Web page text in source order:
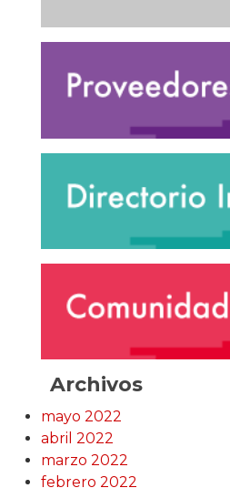
Archivos
mayo 2022
abril 2022
marzo 2022
febrero 2022